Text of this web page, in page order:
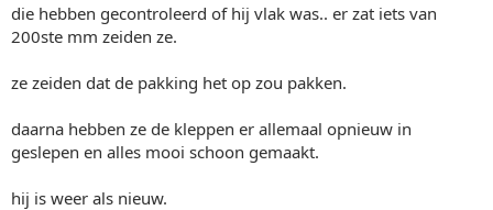
die hebben gecontroleerd of hij vlak was.. er zat iets van
200ste mm zeiden ze.
ze zeiden dat de pakking het op zou pakken.
daarna hebben ze de kleppen er allemaal opnieuw in
geslepen en alles mooi schoon gemaakt.
hij is weer als nieuw.